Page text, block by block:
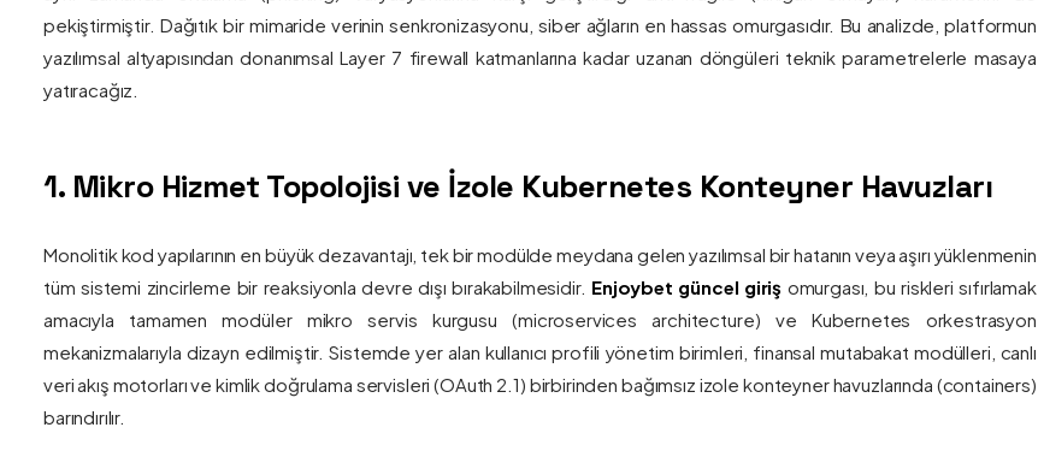
pekiştirmiştir. Dağıtık bir mimaride verinin senkronizasyonu, siber ağların en hassas omurgasıdır. Bu analizde, platformun
yazılımsal altyapısından donanımsal Layer 7 firewall katmanlarına kadar uzanan döngüleri teknik parametrelerle masaya
yatıracağız.
1. Mikro Hizmet Topolojisi ve İzole Kubernetes Konteyner Havuzları
Monolitik kod yapılarının en büyük dezavantajı, tek bir modülde meydana gelen yazılımsal bir hatanın veya aşırı yüklenmenin
tüm sistemi zincirleme bir reaksiyonla devre dışı bırakabilmesidir. Enjoybet güncel giriş omurgası, bu riskleri sıfırlamak
amacıyla tamamen modüler mikro servis kurgusu (microservices architecture) ve Kubernetes orkestrasyon
mekanizmalarıyla dizayn edilmiştir. Sistemde yer alan kullanıcı profili yönetim birimleri, finansal mutabakat modülleri, canlı
veri akış motorları ve kimlik doğrulama servisleri (OAuth 2.1) birbirinden bağımsız izole konteyner havuzlarında (containers)
barındırılır.